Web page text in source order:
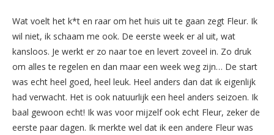
Wat voelt het k*t en raar om het huis uit te gaan zegt Fleur. Ik
wil niet, ik schaam me ook. De eerste week er al uit, wat
kansloos. Je werkt er zo naar toe en levert zoveel in. Zo druk
om alles te regelen en dan maar een week weg zijn… De start
was echt heel goed, heel leuk. Heel anders dan dat ik eigenlijk
had verwacht. Het is ook natuurlijk een heel anders seizoen. Ik
baal gewoon echt! Ik was voor mijzelf ook echt Fleur, zeker de
eerste paar dagen. Ik merkte wel dat ik een andere Fleur was